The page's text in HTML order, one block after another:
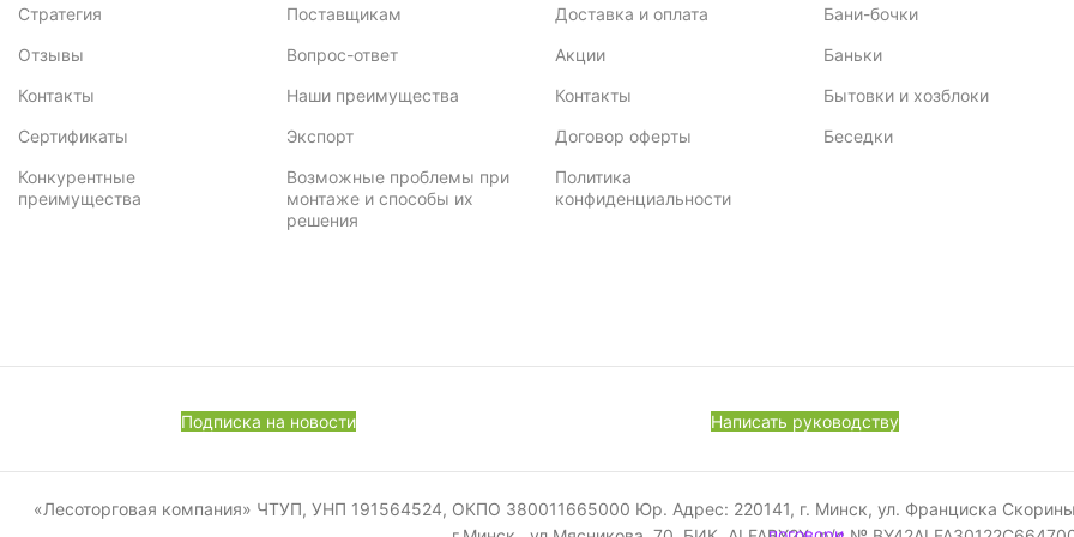
Стратегия
Отзывы
Контакты
Сертификаты
Конкурентные
преимущества
Поставщикам
Вопрос-ответ
Наши преимущества
Экспорт
Возможные проблемы при
монтаже и способы их
решения
Доставка и оплата
Акции
Контакты
Договор оферты
Политика
конфиденциальности
Бани-бочки
Баньки
Бытовки и хозблоки
Беседки
Подписка на новости Написать руководству
«Лесоторговая компания» ЧТУП, УНП 191564524, ОКПО 380011665000 Юр. Адрес: 220141, г. Минск, ул. Франциска